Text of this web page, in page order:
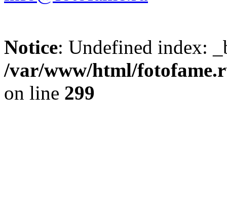
Notice: Undefined index:
/var/www/html/
on line 299